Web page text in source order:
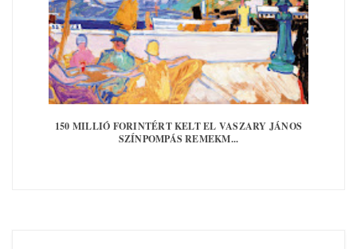
150 MILLIÓ FORINTÉRT KELT EL VASZARY JÁNOS
SZÍNPOMPÁS REMEKM...